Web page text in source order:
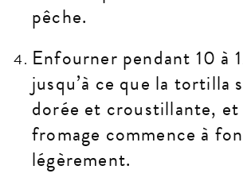
pêche.
Enfourner pendant 10 à
jusqu’à ce que la tortilla
dorée et croustillante, et
fromage commence à
légèrement.